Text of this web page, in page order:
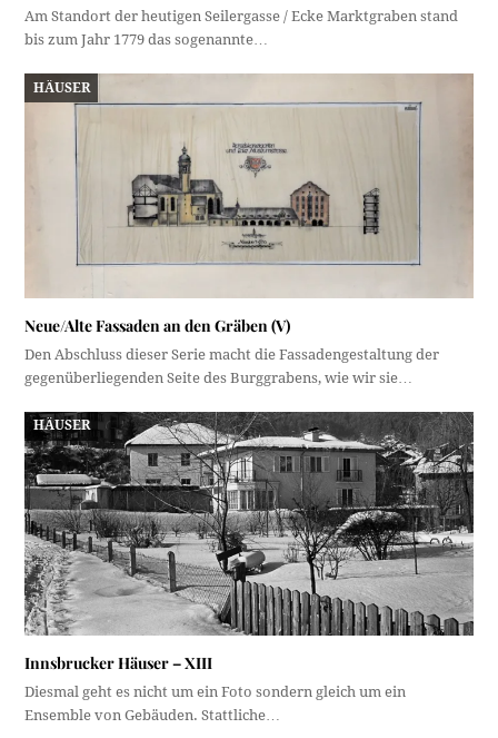
Am Standort der heutigen Seilergasse / Ecke Marktgraben stand
bis zum Jahr 1779 das sogenannte…
HÄUSER
Neue/Alte Fassaden an den Gräben (V)
Den Abschluss dieser Serie macht die Fassadengestaltung der
gegenüberliegenden Seite des Burggrabens, wie wir sie…
HÄUSER
Innsbrucker Häuser – XIII
Diesmal geht es nicht um ein Foto sondern gleich um ein
Ensemble von Gebäuden. Stattliche…